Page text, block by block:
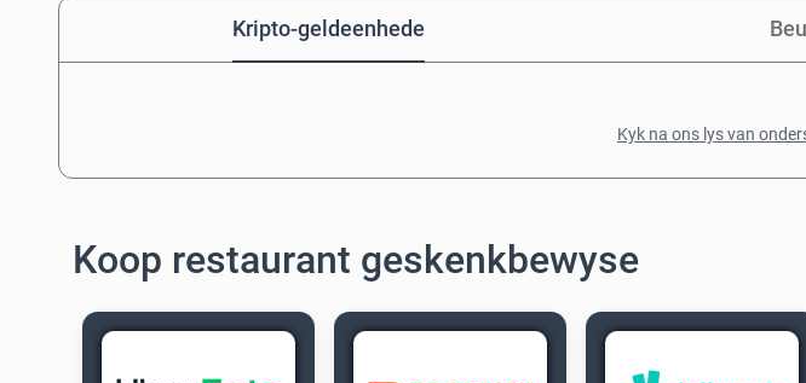
Kripto-geldeenhede
Kyk na ons lys van
Koop restaurant geskenkbewyse